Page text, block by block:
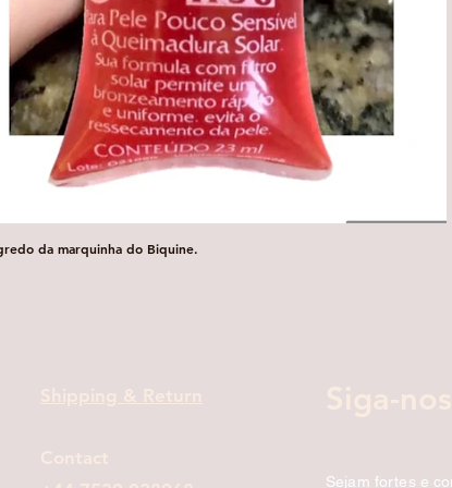
Visualização rápida
da marquinha do Biquine.
Sejam fortes e